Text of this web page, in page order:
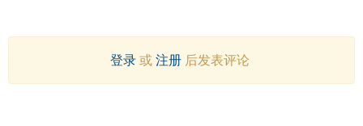
登录或 注册后发表评论